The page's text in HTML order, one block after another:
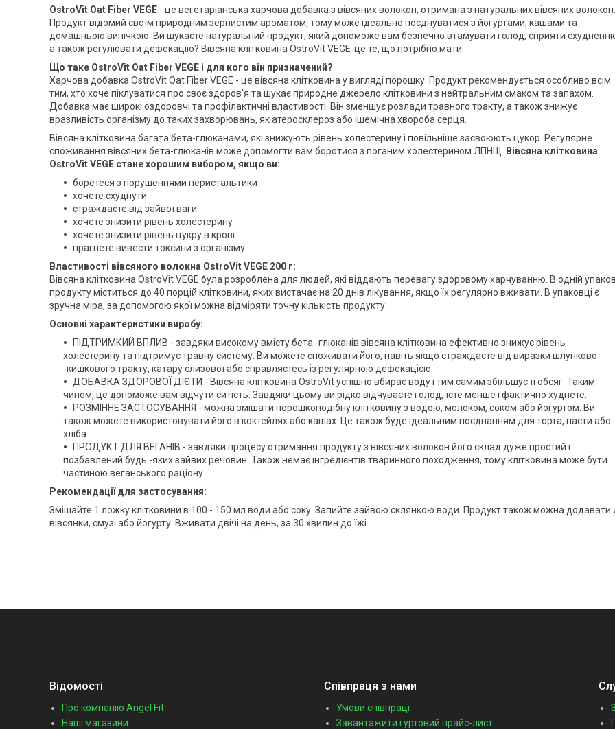
OstroVit Oat Fiber VEGE - це вегетаріанська харчова добавка з вівсяних волокон, отримана з натуральних вівсяних волокон.
Продукт відомий своїм природним зернистим ароматом, тому може ідеально поєднуватися з йогуртами, кашами та
домашньою випічкою. Ви шукаєте натуральний продукт, який допоможе вам безпечно втамувати голод, сприяти
а також регулювати дефекацію? Вівсяна клітковина OstroVit VEGE-це те, що потрібно мати.
Що таке OstroVit Oat Fiber VEGE і для кого він призначений?
Харчова добавка OstroVit Oat Fiber VEGE - це вівсяна клітковина у вигляді порошку. Продукт рекомендується особливо всім
тим, хто хоче піклуватися про своє здоров'я та шукає природне джерело клітковини з нейтральним смаком та запахом.
Добавка має широкі оздоровчі та профілактичні властивості. Він зменшує розлади травного тракту, а також знижує
вразливість організму до таких захворювань, як атеросклероз або ішемічна хвороба серця.
Вівсяна клітковина багата бета-глюканами, які знижують рівень холестерину і повільніше засвоюють цукор. Регулярне
споживання вівсяних бета-глюканів може допомогти вам боротися з поганим холестерином ЛПНЩ. Вівсяна клітковина
OstroVit VEGE стане хорошим вибором, якщо ви:
боретеся з порушеннями перистальтики
хочете схуднути
страждаєте від зайвої ваги
хочете знизити рівень холестерину
хочете знизити рівень цукру в крові
прагнете вивести токсини з організму
Властивості вівсяного волокна OstroVit VEGE 200 г:
Вівсяна клітковина OstroVit VEGE була розроблена для людей, які віддають перевагу здоровому харчуванню. В одній
продукту міститься до 40 порцій клітковини, яких вистачає на 20 днів лікування, якщо їх регулярно вживати. В упаковці є
зручна міра, за допомогою якої можна відміряти точну кількість продукту.
Основні характеристики виробу:
ПІДТРИМКИЙ ВПЛИВ - завдяки високому вмісту бета -глюканів вівсяна клітковина ефективно знижує рівень
холестерину та підтримує травну систему. Ви можете споживати його, навіть якщо страждаєте від виразки шлунково
-кишкового тракту, катару слизової або справляєтесь із регулярною дефекацією.
ДОБАВКА ЗДОРОВОЇ ДІЄТИ - Вівсяна клітковина OstroVit успішно вбирає воду і тим самим збільшує її обсяг. Таким
чином, це допоможе вам відчути ситість. Завдяки цьому ви рідко відчуваєте голод, їсте менше і фактично худнете.
РОЗМІННЕ ЗАСТОСУВАННЯ - можна змішати порошкоподібну клітковину з водою, молоком, соком або йогуртом. Ви
також можете використовувати його в коктейлях або кашах. Це також буде ідеальним поєднанням для торта, пасти або
хліба.
ПРОДУКТ ДЛЯ ВЕГАНІВ - завдяки процесу отримання продукту з вівсяних волокон його склад дуже простий і
позбавлений будь -яких зайвих речовин. Також немає інгредієнтів тваринного походження, тому клітковина може бути
частиною веганського раціону.
Рекомендації для застосування:
Змішайте 1 ложку клітковини в 100 - 150 мл води або соку. Запийте зайвою склянкою води. Продукт також можна додавати
вівсянки, смузі або йогурту. Вживати двічі на день, за 30 хвилин до їжі.
Відомості
Про компанію Angel Fit
Наші магазини
Співпраця з нами
Умови співпраці
Завантажити гуртовий прайс-лист